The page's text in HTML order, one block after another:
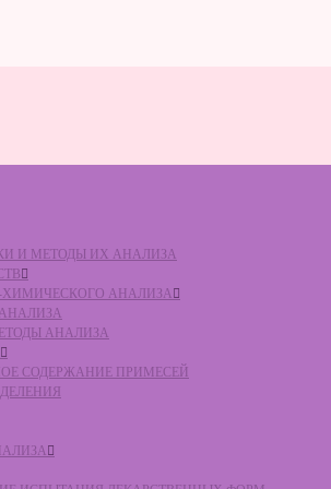
И МЕТОДЫ ИХ АНАЛИЗА
ХИМИЧЕСКОГО АНАЛИЗА
АНАЛИЗА
АНАЛИЗА
СОДЕРЖАНИЕ ПРИМЕСЕЙ